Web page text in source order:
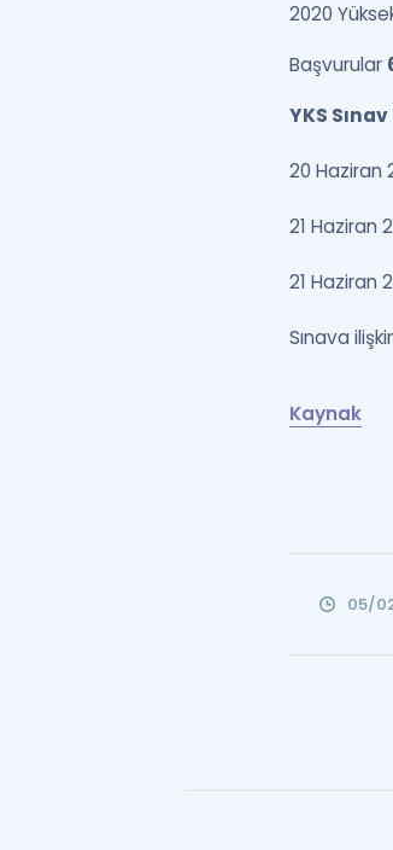
2020
Başvurular
YKS
20 Haziran
21 Haziran
21 Haziran
Sınava
Kaynak
05/